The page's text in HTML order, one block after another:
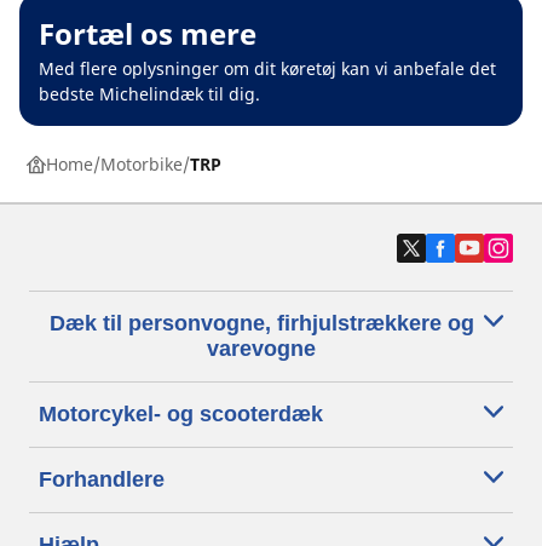
Fortæl os mere
Med flere oplysninger om dit køretøj kan vi anbefale det
bedste Michelindæk til dig.
Home Motorbike TRP
Dæk til personvogne, firhjulstrækkere og
varevogne
Motorcykel- og scooterdæk
Forhandlere